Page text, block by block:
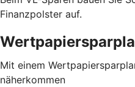
Finanzpolster auf.
Mit einem
näherkommen